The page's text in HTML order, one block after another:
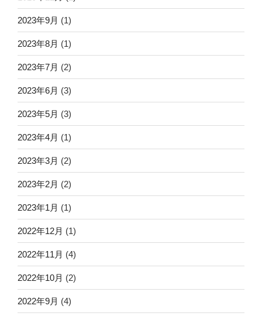
2023年9月 (1)
2023年8月 (1)
2023年7月 (2)
2023年6月 (3)
2023年5月 (3)
2023年4月 (1)
2023年3月 (2)
2023年2月 (2)
2023年1月 (1)
2022年12月 (1)
2022年11月 (4)
2022年10月 (2)
2022年9月 (4)